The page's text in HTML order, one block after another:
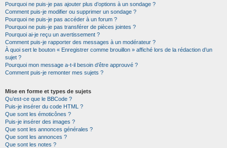
Pourquoi ne puis-je pas ajouter plus d’options à un sondage ?
Comment puis-je modifier ou supprimer un sondage ?
Pourquoi ne puis-je pas accéder à un forum ?
Pourquoi ne puis-je pas transférer de pièces jointes ?
Pourquoi ai-je reçu un avertissement ?
Comment puis-je rapporter des messages à un modérateur ?
À quoi sert le bouton « Enregistrer comme brouillon » affiché lors de la rédaction d’un
sujet ?
Pourquoi mon message a-t-il besoin d’être approuvé ?
Comment puis-je remonter mes sujets ?
Mise en forme et types de sujets
Qu’est-ce que le BBCode ?
Puis-je insérer du code HTML ?
Que sont les émoticônes ?
Puis-je insérer des images ?
Que sont les annonces générales ?
Que sont les annonces ?
Que sont les notes ?